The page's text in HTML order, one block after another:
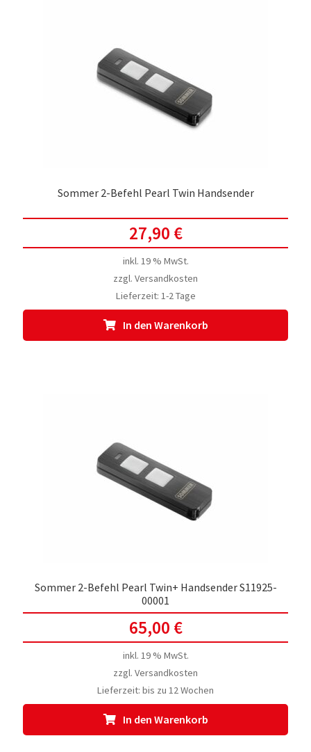
Sommer 2-Befehl Pearl Twin Handsender
27,90 €
inkl. 19 % MwSt.
zzgl. Versandkosten
Lieferzeit: 1-2 Tage
In den Warenkorb
Sommer 2-Befehl Pearl Twin+ Handsender S11925-
00001
65,00 €
inkl. 19 % MwSt.
zzgl. Versandkosten
Lieferzeit: bis zu 12 Wochen
In den Warenkorb